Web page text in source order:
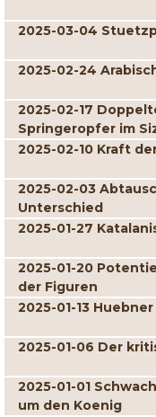
2025-03-04
2025-02-24
2025-02-17
Springeropfer im
2025-02-10 Kraft
2025-02-03
Unterschied
2025-01-27
2025-01-20
der Figuren
2025-01-13 Huebner
2025-01-06 Der
2025-01-01
um den Koenig